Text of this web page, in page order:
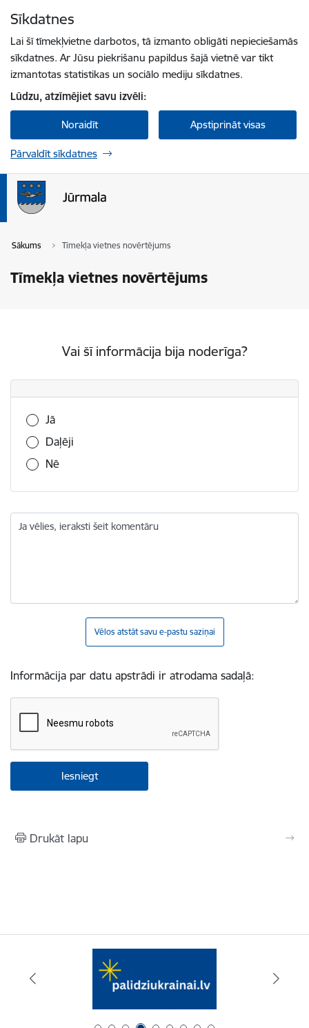
Sīkdatnes
Lai šī tīmekļvietne darbotos, tā izmanto obligāti nepieciešamās
sīkdatnes. Ar Jūsu piekrišanu papildus šajā vietnē var tikt
izmantotas statistikas un sociālo mediju sīkdatnes.
Lūdzu, atzīmējiet savu izvēli:
Noraidīt Apstiprināt visas
Pārvaldīt sīkdatnes
Sākums Tīmekļa vietnes novērtējums
Tīmekļa vietnes novērtējums
Vai šī informācija bija noderīga?
Vai šī informācija bija noderīga?
Jā
Daļēji
Nē
Ja vēlies, ieraksti šeit komentāru
Vēlos atstāt savu e-pastu saziņai
Informācija par datu apstrādi ir atrodama sadaļā:
Drukāt lapu